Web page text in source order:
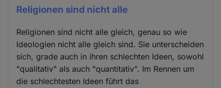
Religionen sind nicht alle
Religionen sind nicht alle gleich, genau so wie
Ideologien nicht alle gleich sind. Sie unterscheiden
sich, grade auch in ihren schlechten Ideen, sowohl
"qualitativ" als auch "quantitativ". Im Rennen um
die schlechtesten Ideen führt das